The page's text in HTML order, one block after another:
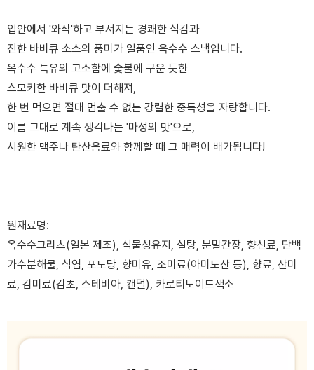
입안에서 '와작'하고 부서지는 경쾌한 식감과
진한 바비큐 소스의 풍미가 일품인 옥수수 스낵입니다.
옥수수 특유의 고소함에 숯불에 구운 듯한
스모키한 바비큐 맛이 더해져,
한 번 먹으면 절대 멈출 수 없는 강렬한 중독성을 자랑합니다.
이름 그대로 계속 생각나는 '마성의 맛'으로,
시원한 맥주나 탄산음료와 함께할 때 그 매력이 배가됩니다!
원재료명:
옥수수그리츠(일본 제조), 식물성유지, 설탕, 분말간장, 향신료, 단백
가수분해물, 식염, 포도당, 향미유, 조미료(아미노산 등), 향료, 산미
료, 감미료(감초, 스테비아, 캔덜), 카로티노이드색소